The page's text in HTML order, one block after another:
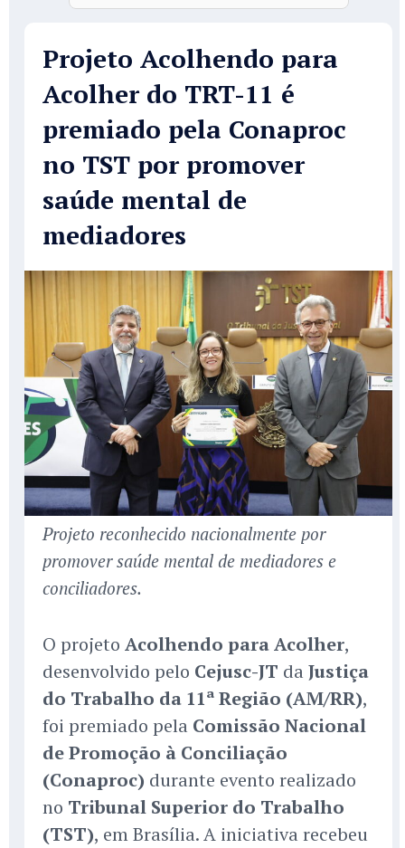
Projeto Acolhendo para
Acolher do TRT-11 é
premiado pela Conaproc
no TST por promover
saúde mental de
mediadores
Projeto reconhecido nacionalmente por
promover saúde mental de mediadores e
conciliadores.
O projeto Acolhendo para Acolher,
desenvolvido pelo Cejusc-JT da Justiça
do Trabalho da 11ª Região (AM/RR),
foi premiado pela Comissão Nacional
de Promoção à Conciliação
(Conaproc) durante evento realizado
no Tribunal Superior do Trabalho
(TST), em Brasília. A iniciativa recebeu